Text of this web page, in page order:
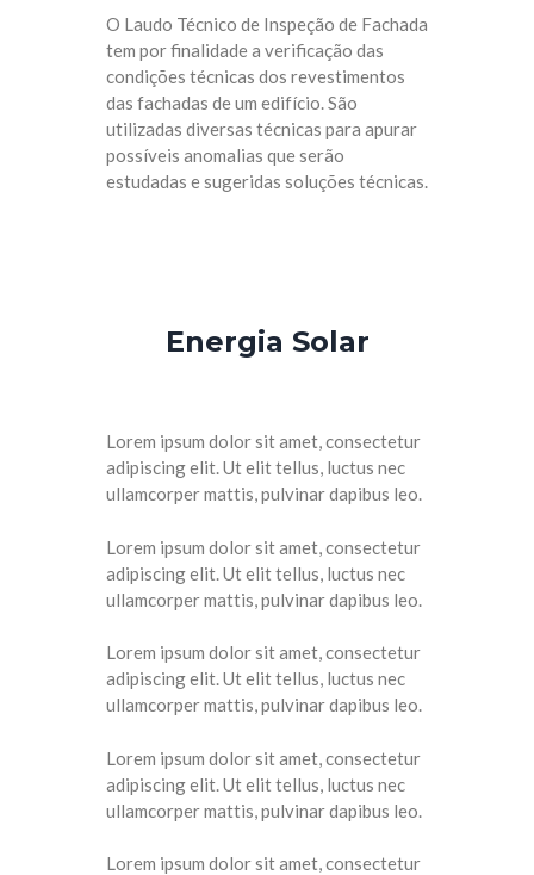
O Laudo Técnico de Inspeção de Fachada
tem por finalidade a verificação das
condições técnicas dos revestimentos
das fachadas de um edifício. São
utilizadas diversas técnicas para apurar
possíveis anomalias que serão
estudadas e sugeridas soluções técnicas.
Energia Solar
Lorem ipsum dolor sit amet, consectetur
adipiscing elit. Ut elit tellus, luctus nec
ullamcorper mattis, pulvinar dapibus leo.
Lorem ipsum dolor sit amet, consectetur
adipiscing elit. Ut elit tellus, luctus nec
ullamcorper mattis, pulvinar dapibus leo.
Lorem ipsum dolor sit amet, consectetur
adipiscing elit. Ut elit tellus, luctus nec
ullamcorper mattis, pulvinar dapibus leo.
Lorem ipsum dolor sit amet, consectetur
adipiscing elit. Ut elit tellus, luctus nec
ullamcorper mattis, pulvinar dapibus leo.
Lorem ipsum dolor sit amet, consectetur